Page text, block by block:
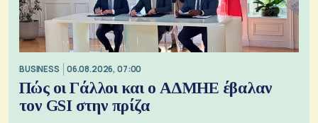
BUSINESS 06.08.2026, 07:00
Πώς οι Γάλλοι και ο ΑΔΜΗΕ έβαλαν
τον GSI στην πρίζα